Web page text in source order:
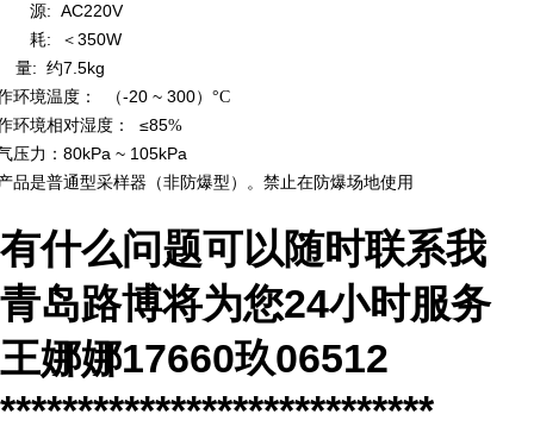
源: AC220V
耗: ＜350W
量: 约7.5kg
环境温度：
（-20 ~ 300） °C
环境相对湿度： ≤85%
压力： 80kPa ~ 105kPa
品是普通型采样器（非防爆型）。禁止在防爆场地使用
有什么问题可以随时联系我
青岛路博将为您24小时服务
王娜娜17660玖06512
****************************